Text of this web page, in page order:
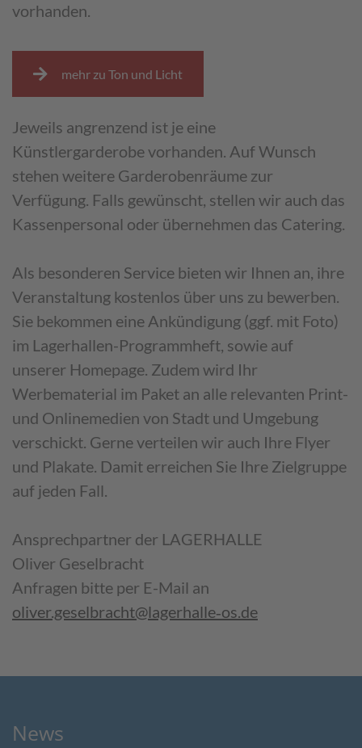
vorhanden.
mehr zu Ton und Licht
Jeweils angrenzend ist je eine
Künstlergarderobe vorhanden. Auf Wunsch
stehen weitere Garderobenräume zur
Verfügung. Falls gewünscht, stellen wir auch das
Kassenpersonal oder übernehmen das Catering.
Als besonderen Service bieten wir Ihnen an, ihre
Veranstaltung kostenlos über uns zu bewerben.
Sie bekommen eine Ankündigung (ggf. mit Foto)
im Lagerhallen-Programmheft, sowie auf
unserer Homepage. Zudem wird Ihr
Werbematerial im Paket an alle relevanten Print-
und Onlinemedien von Stadt und Umgebung
verschickt. Gerne verteilen wir auch Ihre Flyer
und Plakate. Damit erreichen Sie Ihre Zielgruppe
auf jeden Fall.
Ansprechpartner der LAGERHALLE
Oliver Geselbracht
Anfragen bitte per E-Mail an
oliver.geselbracht@lagerhalle‐os.de
News